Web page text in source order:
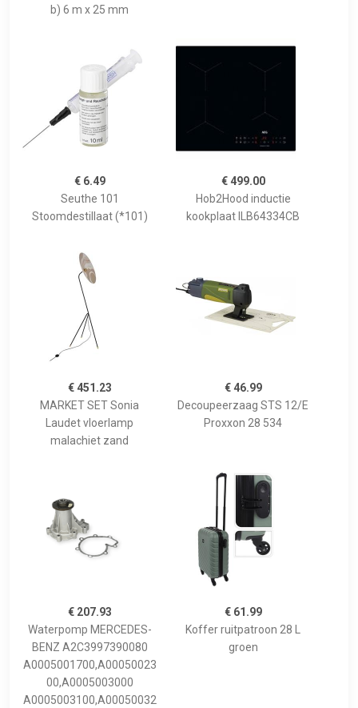
b) 6 m x 25 mm
€ 6.49
Seuthe 101
Stoomdestillaat (*101)
€ 499.00
Hob2Hood inductie
kookplaat ILB64334CB
€ 451.23
MARKET SET Sonia
Laudet vloerlamp
malachiet zand
€ 46.99
Decoupeerzaag STS 12/E
Proxxon 28 534
€ 207.93
Waterpomp MERCEDES-
BENZ A2C3997390080
A0005001700,A00050023
00,A0005003000
A0005003100,A00050032
€ 61.99
Koffer ruitpatroon 28 L
groen